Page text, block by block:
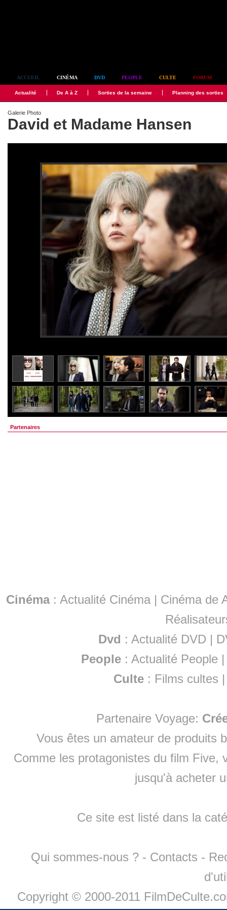
ACCUEIL CINÉMA DVD PEOPLE CULTE FORUM
Actualité De A à Z Sorties de la semaine Planning des sorties
Galerie Photo
David et Madame Hansen
Partenaires
Cinéma: Actualité Cinéma | Cinéma de
Dvd : Actualité DVD |
People :Actualité People
Culte : Films cultes
Partenaire Voyage:
Vous êtes un amateur de produits
Comme les protagonistes du film Five,
jusqu'à acheter
Ce site est listé dans la
Qui sommes-nous ? - Contacts -
Copyright © 2000-2011